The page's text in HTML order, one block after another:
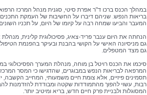
במהלך הכנס ברכו ד"ר אפרת סיטי, סגנית מנהל המרכז
בריאות הנפש. שניהם דיברו על החשיבות של העמקת
המעבר והביעו שמחה רבה על קיומו של היום, על תכניו
הנחתה את היום ענבר פריד-צאיג, פסיכולוגית קלינית,
גם מניסיונה האישי על הקושי בהבנת ובעיקר בהפנמת
גם מצד המטפלים.
סיכמו את הכנס רויטל בן מוחה, מנהלת המערך הפסיכולוגי
המרפאה לבריאות הנפש במבוגרים, שהדגישו כי המסר
תסמינים פיזיים, אלא צומת חיים משמעותי, המחייב הקשבה,
רבות, עשוי להפוך מהתמודדות שקטה ומבודדת להזדמנות
המסוגלות ולבניית פרק חיים חדש, בריא ומיטיב יותר.